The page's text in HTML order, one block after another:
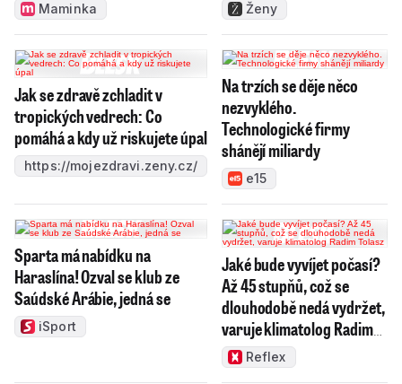
Maminka Ženy
Jak se zdravě zchladit v
tropických vedrech: Co
pomáhá a kdy už riskujete úpal
https://mojezdravi.zeny.cz/
Na trzích se děje něco
nezvyklého.
Technologické firmy
shánějí miliardy
e15
Sparta má nabídku na
Haraslína! Ozval se klub ze
Saúdské Arábie, jedná se
iSport
Jaké bude vyvíjet počasí?
Až 45 stupňů, což se
dlouhodobě nedá vydržet,
varuje klimatolog Radim
TolaszReflex